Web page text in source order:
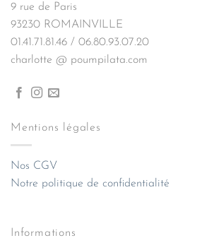
9 rue de Paris
93230 ROMAINVILLE
01.41.71.81.46 / 06.80.93.07.20
charlotte @ poumpilata.com
Mentions légales
Nos CGV
Notre politique de confidentialité
Informations